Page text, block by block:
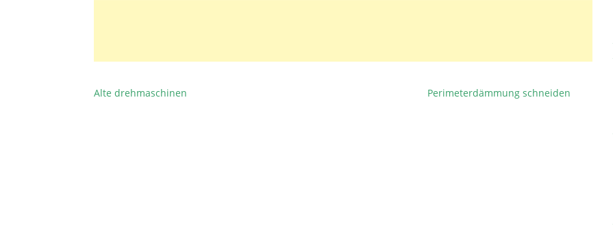
BEITRAGSNAVIGATION
Alte drehmaschinen Perimeterdämmung schneiden